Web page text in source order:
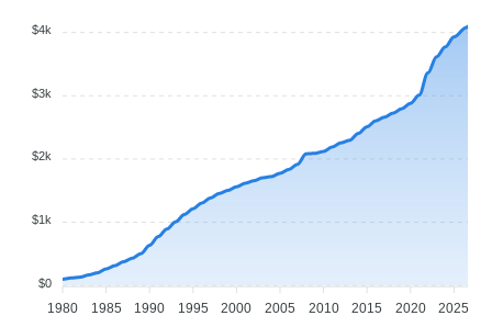
$4k
$3k
$2k
$1k
$0
1980 1985 1990 1995 2000 2005 2010 2015 2020 2025